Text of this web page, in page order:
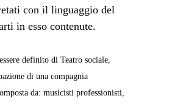
con il linguaggio del
in esso contenute.
definito di Teatro sociale,
di una compagnia
da: musicisti professionisti,